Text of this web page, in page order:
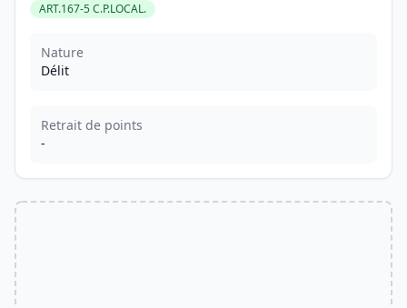
ART.167-5 C.P.LOCAL.
Nature
Délit
Retrait de points
-